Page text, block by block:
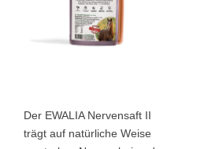
Der EWALIA Nervensaft II
trägt auf natürliche Weise